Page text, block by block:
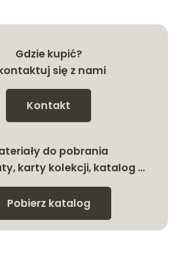
Gdzie kupić?
się z nami
Kontakt
do pobrania
karty kolekcji, katalog …
Pobierz katalog